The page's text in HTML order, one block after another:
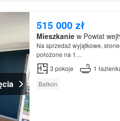
515 000 zł
Mieszkaniew Powiat
Na sprzedaż wyjątkowe,
położone na 1…
3 pokoje 1
Balkon